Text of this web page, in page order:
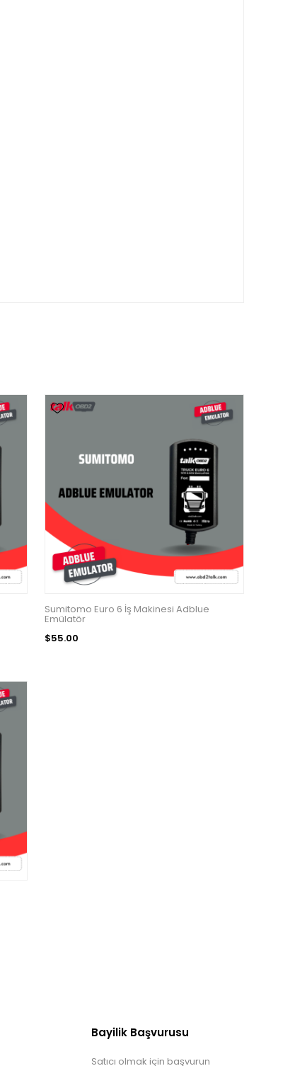
Sumitomo Euro 6 İş Makinesi Adblue
Emülatör
$55.00
Bayilik Başvurusu
Satıcı olmak için başvurun